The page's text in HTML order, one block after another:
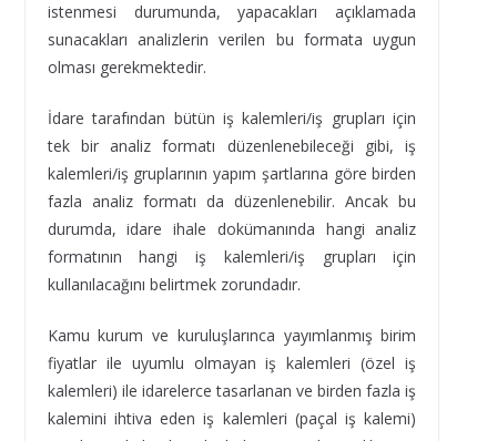
istenmesi durumunda, yapacakları açıklamada
sunacakları analizlerin verilen bu formata uygun
olması gerekmektedir.
İdare tarafından bütün iş kalemleri/iş grupları için
tek bir analiz formatı düzenlenebileceği gibi, iş
kalemleri/iş gruplarının yapım şartlarına göre birden
fazla analiz formatı da düzenlenebilir. Ancak bu
durumda, idare ihale dokümanında hangi analiz
formatının hangi iş kalemleri/iş grupları için
kullanılacağını belirtmek zorundadır.
Kamu kurum ve kuruluşlarınca yayımlanmış birim
fiyatlar ile uyumlu olmayan iş kalemleri (özel iş
kalemleri) ile idarelerce tasarlanan ve birden fazla iş
kalemini ihtiva eden iş kalemleri (paçal iş kalemi)